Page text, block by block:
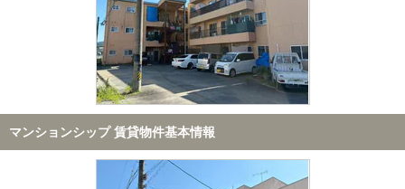
マンションシップ 賃貸物件基本情報